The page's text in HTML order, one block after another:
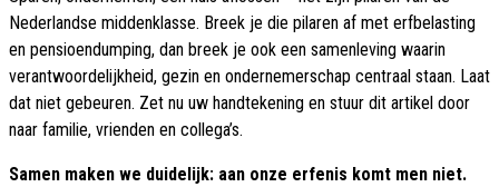
Nederlandse middenklasse. Breek je die pilaren af met erfbelasting
en pensioendumping, dan breek je ook een samenleving waarin
verantwoordelijkheid, gezin en ondernemerschap centraal staan. Laat
dat niet gebeuren. Zet nu uw handtekening en stuur dit artikel door
naar familie, vrienden en collega’s.
Samen maken we duidelijk: aan onze erfenis komt men niet.